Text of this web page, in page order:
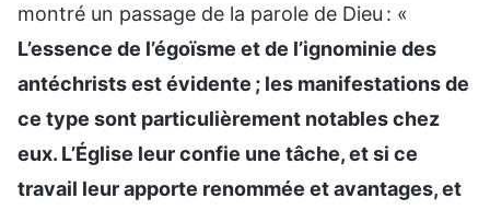
montré un passage de la parole de Dieu : «
L’essence de l’égoïsme et de l’ignominie des
antéchrists est évidente ; les manifestations de
ce type sont particulièrement notables chez
eux. L’Église leur confie une tâche, et si ce
travail leur apporte renommée et avantages, et